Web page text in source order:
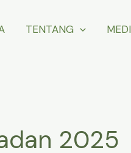
TENTANG
2025